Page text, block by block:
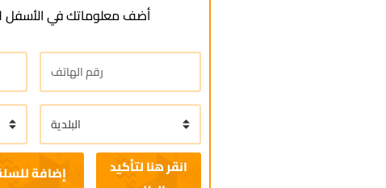
أضف معلوماتك في الأسفل
إضافة